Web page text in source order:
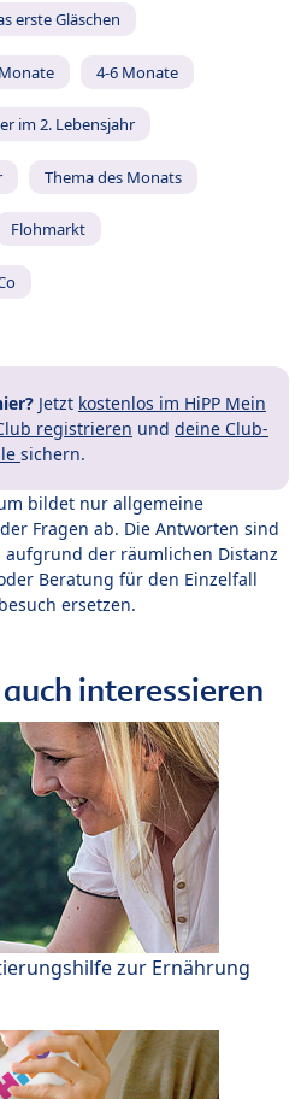
erste Gläschen
4-6 Monate
im 2. Lebensjahr
Thema des Monats
Flohmarkt
Jetzt kostenlos im HiPP Mein
registrieren und deine Club-
sichern.
bildet nur allgemeine
Fragen ab. Die Antworten sind
der räumlichen Distanz
Beratung für den Einzelfall
ersetzen.
interessieren
zur Ernährung